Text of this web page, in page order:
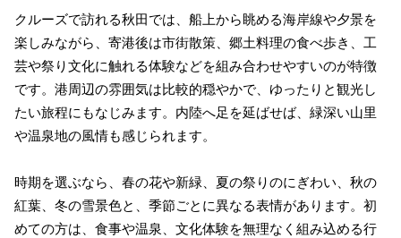
クルーズで訪れる秋田では、船上から眺める海岸線や夕景を
楽しみながら、寄港後は市街散策、郷土料理の食べ歩き、工
芸や祭り文化に触れる体験などを組み合わせやすいのが特徴
です。港周辺の雰囲気は比較的穏やかで、ゆったりと観光し
たい旅程にもなじみます。内陸へ足を延ばせば、緑深い山里
や温泉地の風情も感じられます。
時期を選ぶなら、春の花や新緑、夏の祭りのにぎわい、秋の
紅葉、冬の雪景色と、季節ごとに異なる表情があります。初
めての方は、食事や温泉、文化体験を無理なく組み込める行